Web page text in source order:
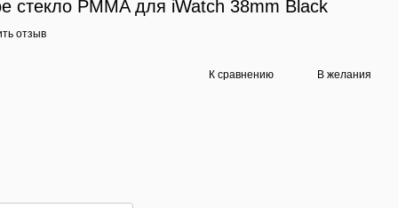
стекло PMMA для iWatch 38mm Black
отзыв
К сравнению В желания